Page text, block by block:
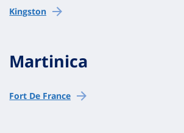
Kingston
Martinica
Fort De France